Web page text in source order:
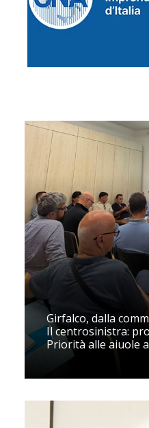
Girfalco, dalla
Il centrosinistra:
Priorità alle aiuole